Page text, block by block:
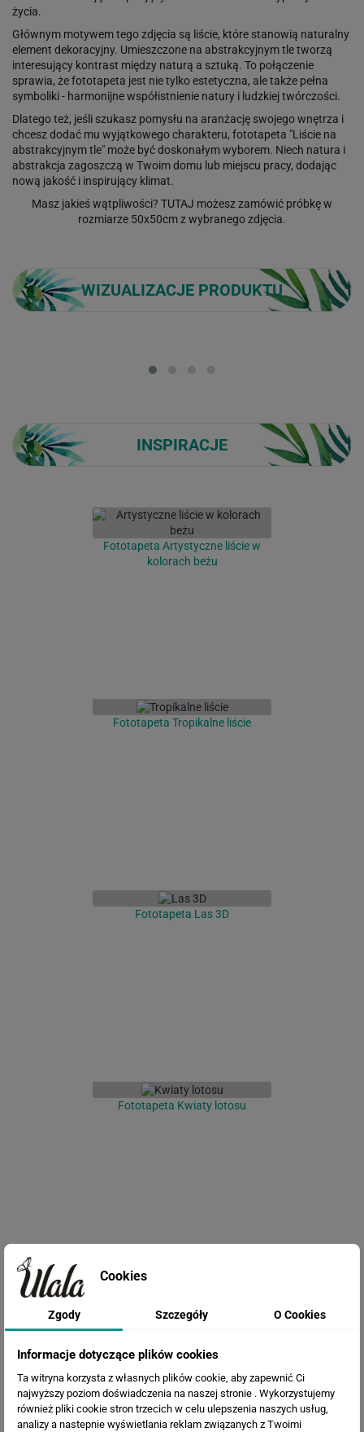
życia.
Głównym motywem tego zdjęcia są liście, które stanowią naturalny
element dekoracyjny. Umieszczone na abstrakcyjnym tle tworzą
interesujący kontrast między naturą a sztuką. To połączenie
sprawia, że fototapeta jest nie tylko estetyczna, ale także pełna
symboliki - harmonijne współistnienie natury i ludzkiej twórczości.
Dlatego też, jeśli szukasz pomysłu na aranżację swojego wnętrza i
chcesz dodać mu wyjątkowego charakteru, fototapeta "Liście na
abstrakcyjnym tle" może być doskonałym wyborem. Niech natura i
abstrakcja zagoszczą w Twoim domu lub miejscu pracy, dodając
nową jakość i inspirujący klimat.
Masz jakieś wątpliwości? TUTAJ możesz zamówić próbkę w
rozmiarze 50x50cm z wybranego zdjęcia.
WIZUALIZACJE PRODUKTU
INSPIRACJE
Fototapeta Artystyczne liście w
kolorach beżu
Fototapeta Tropikalne liście
Fototapeta Las 3D
Fototapeta Kwiaty lotosu
Cookies
Zgody Szczegóły O Cookies
Informacje dotyczące plików cookies
Ta witryna korzysta z własnych plików cookie, aby zapewnić Ci
najwyższy poziom doświadczenia na naszej stronie . Wykorzystujemy
również pliki cookie stron trzecich w celu ulepszenia naszych usług,
analizy a nastepnie wyświetlania reklam związanych z Twoimi